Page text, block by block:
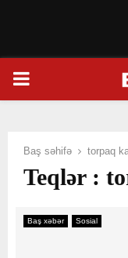
PRIMARY
Baş səhifə torpaq
Teqlər :
Baş xəbər Sosial